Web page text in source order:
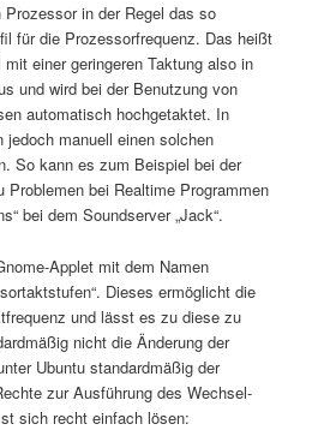
in der Regel das so
für die Prozessorfrequenz. Das heißt
einer geringeren Taktung also in
und wird bei der Benutzung von
automatisch hochgetaktet. In
manuell einen solchen
So kann es zum Beispiel bei der
Problemen bei Realtime Programmen
bei dem Soundserver „Jack“.
Applet mit dem Namen
Dieses ermöglicht die
und lässt es zu diese zu
nicht die Änderung der
Ubuntu standardmäßig der
zur Ausführung des Wechsel-
sich recht einfach lösen: